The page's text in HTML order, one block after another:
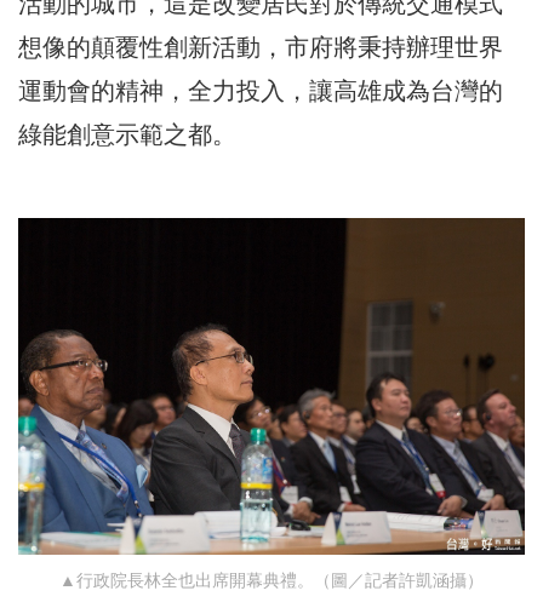
想像的顛覆性創新活動，市府將秉持辦理世界
運動會的精神，全力投入，讓高雄成為台灣的
綠能創意示範之都。
▲行政院長林全也出席開幕典禮。（圖／記者許凱涵攝）